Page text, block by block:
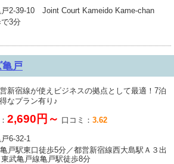
2-39-10 Joint Court Kameido Kame-chan
3分
亀戸
営新宿線が使えビジネスの拠点として最適！7泊
なプラン有り♪
2,690円～ 口コミ： 3.62
6-32-1
戸駅東口徒歩5分／都営新宿線西大島駅Ａ３出
武亀戸線亀戸駅徒歩8分